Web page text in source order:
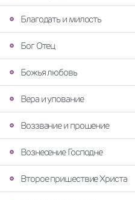
Благодать и милость
Бог Отец
Божья любовь
Вера и упование
Воззвание и прошение
Вознесение Господне
Второе пришествие Христа